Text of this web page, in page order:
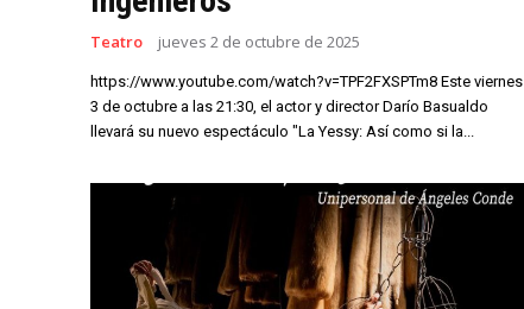
Teatro jueves 2 de octubre de 2025
https://www.youtube.com/watch?v=TPF2FXSPTm8 Este viernes
3 de octubre a las 21:30, el actor y director Darío Basualdo
llevará su nuevo espectáculo "La Yessy: Así como si la...